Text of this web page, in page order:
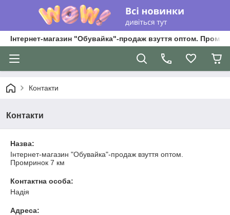
Інтернет-магазин "Обувайка"-продаж взуття оптом.
Контакти
Контакти
Назва:
Інтернет-магазин "Обувайка"-продаж взуття оптом.
Промринок 7 км
Контактна особа:
Надія
Адреса: